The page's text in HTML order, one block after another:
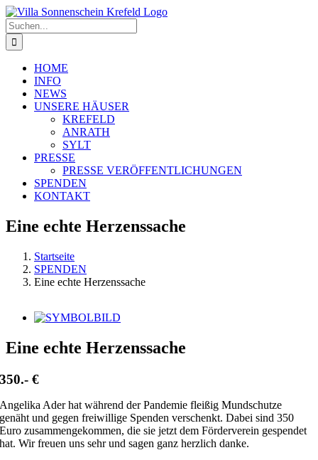
Zum
Inhalt
springen
Suche
nach:
HOME
INFO
NEWS
UNSERE HÄUSER
KREFELD
ANRATH
SYLT
PRESSE
PRESSE VERÖFFENTLICHUNGEN
SPENDEN
KONTAKT
Eine echte Herzenssache
Startseite
SPENDEN
Eine echte Herzenssache
Zeige
Eine echte Herzenssache
350.- €
Angelika Ader hat während der Pandemie fleißig Mundschutze
genäht und gegen freiwillige Spenden verschenkt. Dabei sind 350
Euro zusammengekommen, die sie jetzt dem Förderverein gespendet
hat. Wir freuen uns sehr und sagen ganz herzlich danke.